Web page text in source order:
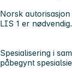
Norsk
LIS 1 er
Spesialisering i
påbegynt